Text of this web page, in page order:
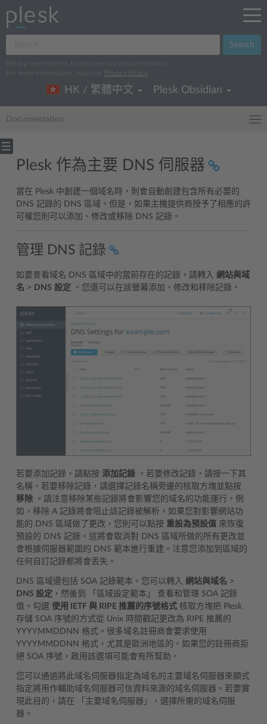
Search
We log search terms to improve our documentation.
For more information, read our
Privacy Policy
HK / 繁體中文 Plesk Obsidian
Documentation
Plesk 作為主要 DNS 伺服器
當在 Plesk 中創建一個域名時，則會自動創建包含所有必要的
DNS 記錄的 DNS 區域。但是，如果主機提供商授予了相應的許
可權您則可以添加、修改或移除 DNS 記錄。
管理 DNS 記錄
如要查看域名 DNS 區域中的當前存在的記錄，請轉入 網站與域
名 > DNS 設定 。您還可以在該螢幕添加、修改和移除記錄。
若要添加記錄，請點按 添加記錄 。若要修改記錄，請按一下其
名稱。若要移除記錄，請選擇記錄名稱旁邊的核取方塊並點按
移除 。請注意移除某些記錄將會影響您的域名的功能運行。例
如，移除 A 記錄將會阻止該記錄被解析。如果您對影響網站功
能的 DNS 區域做了更改，您則可以點按 重設為預設值 來恢復
預設的 DNS 記錄。這將會取消對 DNS 區域所做的所有更改並
會根據伺服器範圍的 DNS 範本進行重建。注意您添加到區域的
任何自訂記錄都將會丟失。
DNS 區域還包括 SOA 記錄範本。您可以轉入 網站與域名 >
DNS 設定 ，然後到 「區域設定範本」 查看和管理 SOA 記錄
值。勾選 使用 IETF 與 RIPE 推薦的序號格式 核取方塊把 Plesk
存儲 SOA 序號的方式從 Unix 時間戳記更改為 RIPE 推薦的
YYYYMMDDNN 格式。很多域名註冊商會要求使用
YYYYMMDDNN 格式，尤其是歐洲地區的。如果您的註冊商拒
絕 SOA 序號，啟用該選項可能會有所幫助。
您可以通過將此域名伺服器指定為域名的主要域名伺服器來顯式
指定將用作輔助域名伺服器可信資料來源的域名伺服器。若要實
現此目的，請在 「主要域名伺服器」，選擇所需的域名伺服
器。